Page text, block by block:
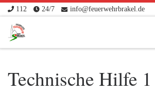
Zum Inhalt springen
112 24/7 info@feuerwehrbrakel.de
Technische Hilfe